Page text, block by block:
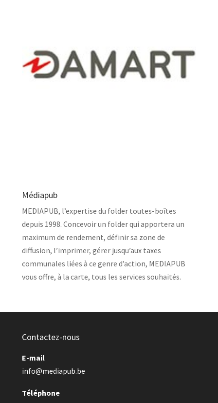
Médiapub
MEDIAPUB, l’expertise du folder toutes-boîtes
depuis 1998. Concevoir un folder qui apportera un
maximum de rendement, définir sa zone de
diffusion, l’imprimer, gérer jusqu’aux taxes
communales liées à ce genre d’action, MEDIAPUB
vous offre, à la carte, tous les services souhaités.
Contactez-nous
E-mail
info@mediapub.be
Téléphone